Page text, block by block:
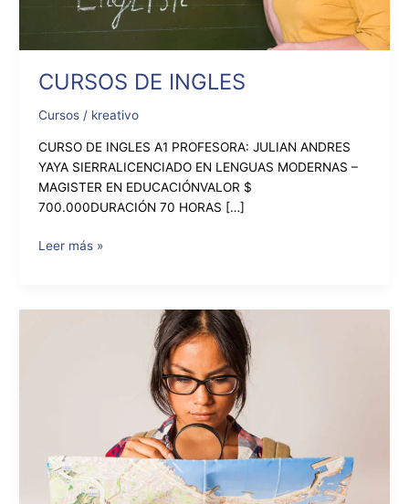
CURSOS DE INGLES
Cursos/ kreativo
CURSO DE INGLES A1 PROFESORA: JULIAN ANDRES
YAYA SIERRALICENCIADO EN LENGUAS MODERNAS –
MAGISTER EN EDUCACIÓNVALOR $
700.000DURACIÓN 70 HORAS […]
Leer más »